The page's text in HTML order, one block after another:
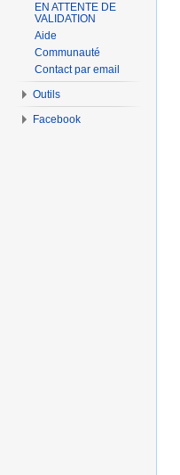
EN ATTENTE DE
VALIDATION
Aide
Communauté
Contact par email
Outils
Facebook